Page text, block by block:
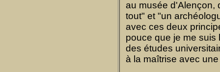
au musée d'Alençon,
tout" et "un
avec ces deux
pouce que je me suis
des études
à la maîtrise avec